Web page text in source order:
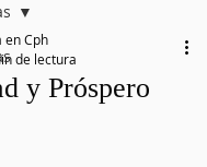
y Próspero
en Cph
de lectura